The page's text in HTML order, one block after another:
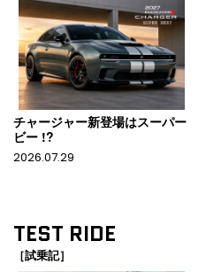
チャージャー新登場はスーパー
ビー !?
2026.07.29
TEST RIDE
［試乗記］